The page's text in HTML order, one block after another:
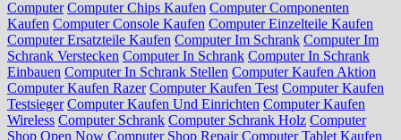
Computer Computer Chips Kaufen Computer Componenten
Kaufen Computer Console Kaufen Computer Einzelteile Kaufen
Computer Ersatzteile Kaufen Computer Im Schrank Computer Im
Schrank Verstecken Computer In Schrank Computer In Schrank
Einbauen Computer In Schrank Stellen Computer Kaufen Aktion
Computer Kaufen Razer Computer Kaufen Test Computer Kaufen
Testsieger Computer Kaufen Und Einrichten Computer Kaufen
Wireless Computer Schrank Computer Schrank Holz Computer
Shop Open Now Computer Shop Repair Computer Tablet Kaufen